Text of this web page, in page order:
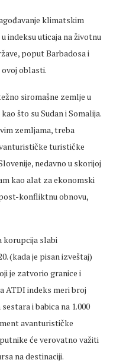
klimatskim
indeksu uticaja na životnu
poput Barbadosa i
ovoj oblasti.
siromašne zemlje u
kao što su Sudan i Somalija.
zemljama, treba
turističke
nedavno u skorijoj
kao alat za ekonomski
konfliktnu obnovu,
korupcija slabi
(kada je pisan izveštaj)
je zatvorio granice i
ATDI indeks meri broj
i babica na 1.000
avanturističke
će verovatno važiti
na destinaciji.